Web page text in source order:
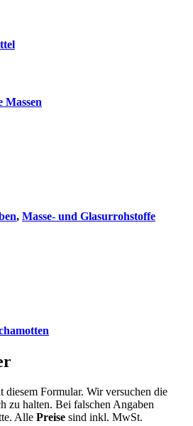
Massen
, Masse- und Glasurrohstoffe
Formular. Wir versuchen die
zu halten. Bei falschen Angaben
Alle Preise sind inkl. MwSt.